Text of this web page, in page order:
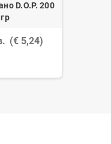
D.O.P. 200
гр
(€ 5,24)